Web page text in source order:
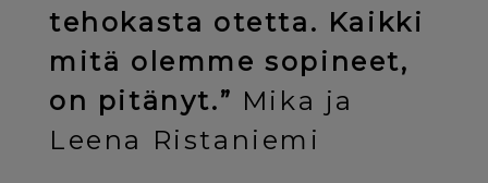
tehokasta otetta. Kaikki
mitä olemme sopineet,
on pitänyt.” Mika ja
Leena Ristaniemi